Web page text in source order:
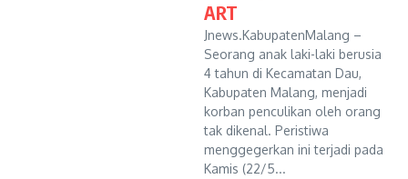
ART
Jnews.KabupatenMalang –
Seorang anak laki-laki berusia
4 tahun di Kecamatan Dau,
Kabupaten Malang, menjadi
korban penculikan oleh orang
tak dikenal. Peristiwa
menggegerkan ini terjadi pada
Kamis (22/5...